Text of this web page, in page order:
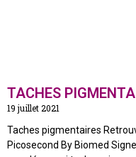
TACHES
19 juillet 2021
Taches pigmentaires
Picosecond By Biomed